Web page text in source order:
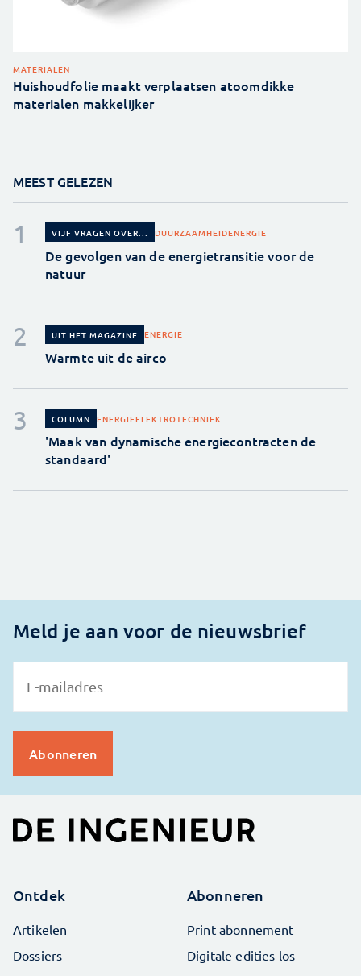
MATERIALEN
Huishoudfolie maakt verplaatsen atoomdikke
materialen makkelijker
MEEST GELEZEN
VIJF VRAGEN OVER... DUURZAAMHEIDENERGIE
De gevolgen van de energietransitie voor de
natuur
UIT HET MAGAZINE ENERGIE
Warmte uit de airco
COLUMN ENERGIEELEKTROTECHNIEK
'Maak van dynamische energiecontracten de
standaard'
Meld je aan voor de nieuwsbrief
Ontdek
Artikelen
Dossiers
Abonneren
Print abonnement
Digitale edities los